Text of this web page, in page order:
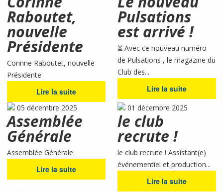
Raboutet,
nouvelle
Présidente
Corinne Raboutet, nouvelle
Présidente
Lire la suite
Pulsations
est arrivé !
⏳ Avec ce nouveau numéro
de Pulsations , le magazine du
Club des...
Lire la suite
05 décembre 2025
Assemblée
Générale
Assemblée Générale
Lire la suite
01 décembre 2025
le club
recrute !
le club recrute ! Assistant(e)
événementiel et production...
Lire la suite